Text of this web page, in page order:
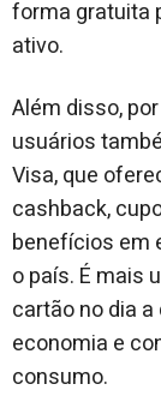
forma gratuita
ativo.
Além disso,
usuários
Visa, que
cashback,
benefícios em
o país. É mais
cartão no dia
economia e
consumo.